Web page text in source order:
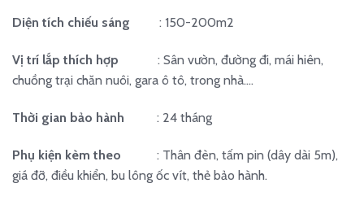
Diện tích chiếu sáng : 150-200m2
Vị trí lắp thích hợp : Sân vườn, đường đi, mái hiên,
chuồng trại chăn nuôi, gara ô tô, trong nhà….
Thời gian bảo hành : 24 tháng
Phụ kiện kèm theo : Thân đèn, tấm pin (dây dài 5m),
giá đỡ, điều khiển, bu lông ốc vít, thẻ bảo hành.